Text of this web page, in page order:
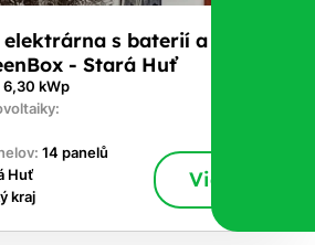
s baterií a řídicí
- Stará Huť
6,30 kWp
14 panelů
Huť
kraj
Viac